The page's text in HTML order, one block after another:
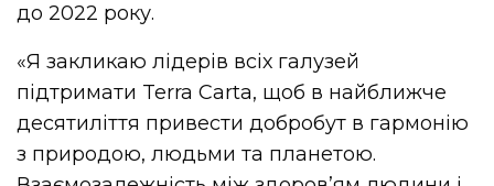
до 2022 року.
«Я закликаю лідерів всіх галузей
підтримати Terra Carta, щоб в найближче
десятиліття привести добробут в гармонію
з природою, людьми та планетою.